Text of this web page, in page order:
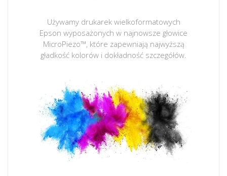
Używamy drukarek wielkoformatowych
Epson wyposażonych w najnowsze głowice
MicroPiezo™, które zapewniają najwyższą
gładkość kolorów i dokładność szczegółów.